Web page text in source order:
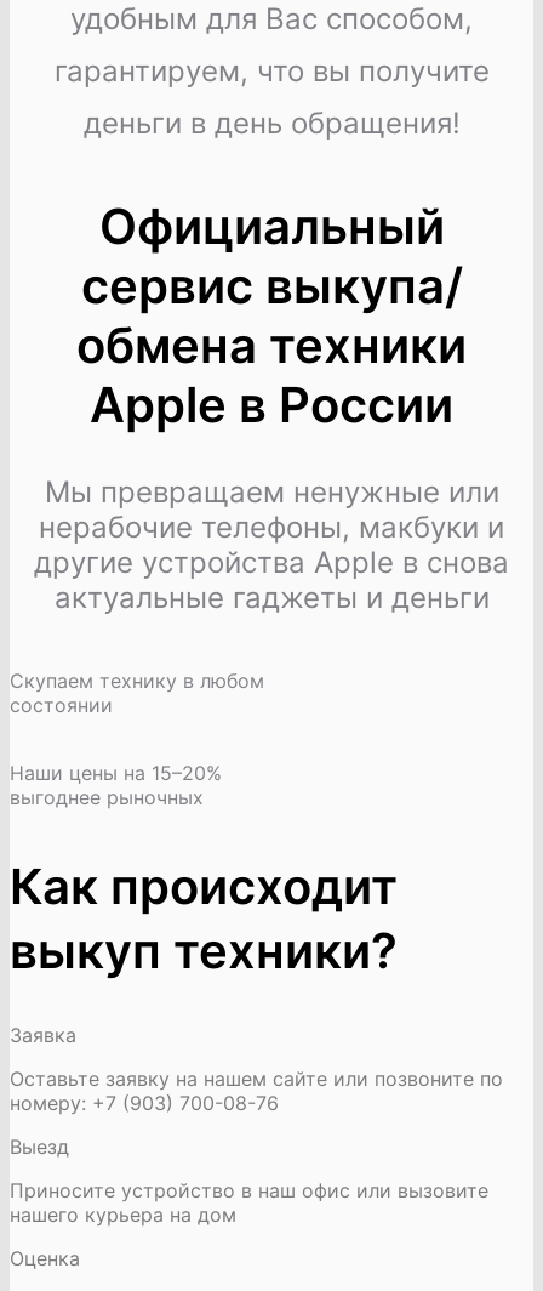
удобным для Вас способом,
гарантируем, что вы получите
деньги в день обращения!
Официальный
сервис выкупа/
обмена техники
Apple в России
Мы превращаем ненужные или
нерабочие телефоны, макбуки и
другие устройства Apple в снова
актуальные гаджеты и деньги
Скупаем технику в любом
состоянии
Наши цены на 15–20%
выгоднее рыночных
Как происходит
выкуп техники?
Заявка
Оставьте заявку на нашем сайте или позвоните по
номеру: +7 (903) 700-08-76
Выезд
Приносите устройство в наш офис или вызовите
нашего курьера на дом
Оценка